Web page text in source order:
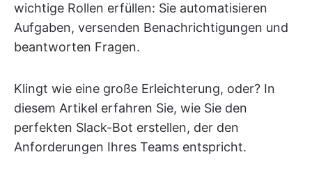
wichtige Rollen erfüllen: Sie automatisieren
Aufgaben, versenden Benachrichtigungen und
beantworten Fragen.
Klingt wie eine große Erleichterung, oder? In
diesem Artikel erfahren Sie, wie Sie den
perfekten Slack-Bot erstellen, der den
Anforderungen Ihres Teams entspricht.